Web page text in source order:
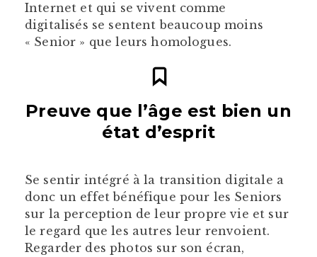
Internet et qui se vivent comme
digitalisés se sentent beaucoup moins
« Senior » que leurs homologues.
Preuve que l’âge est bien un
état d’esprit
Se sentir intégré à la transition digitale a
donc un effet bénéfique pour les Seniors
sur la perception de leur propre vie et sur
le regard que les autres leur renvoient.
Regarder des photos sur son écran,